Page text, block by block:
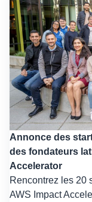
Annonce des
des fondateurs
Accelerator
Rencontrez les 20
AWS Impact